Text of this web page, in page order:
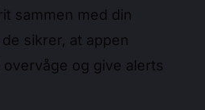
sammen med din
sikrer, at appen
og give alerts